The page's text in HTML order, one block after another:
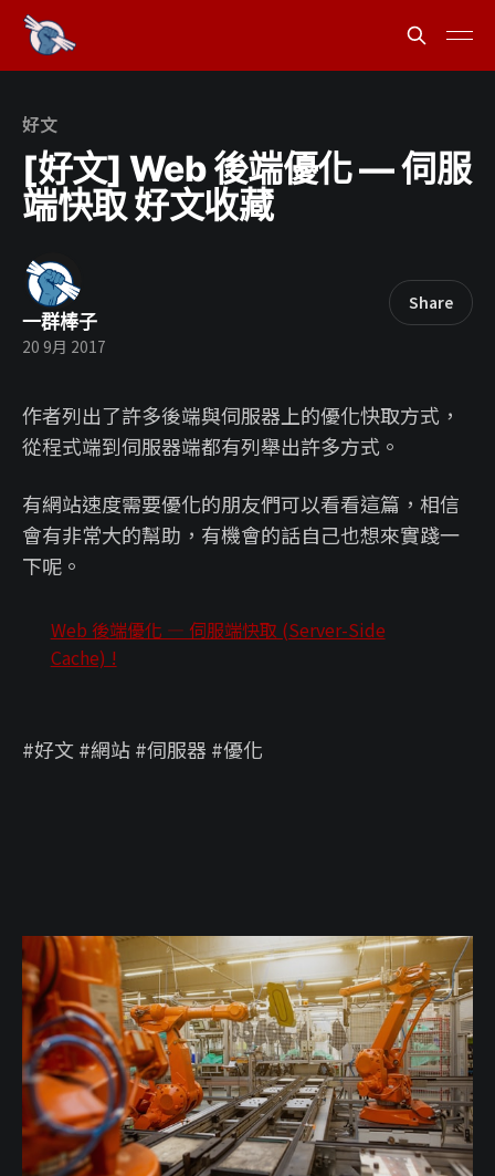
好文
[好文] Web 後端優化 — 伺服
端快取 好文收藏
一群棒子
20 9月 2017
Share
作者列出了許多後端與伺服器上的優化快取方式，
從程式端到伺服器端都有列舉出許多方式。
有網站速度需要優化的朋友們可以看看這篇，相信
會有非常大的幫助，有機會的話自己也想來實踐一
下呢。
Web 後端優化 — 伺服端快取 (Server-Side
Cache) !
#好文 #網站 #伺服器 #優化